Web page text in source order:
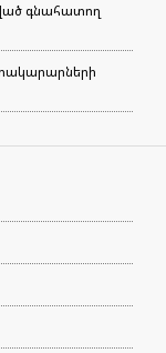
գնահատող